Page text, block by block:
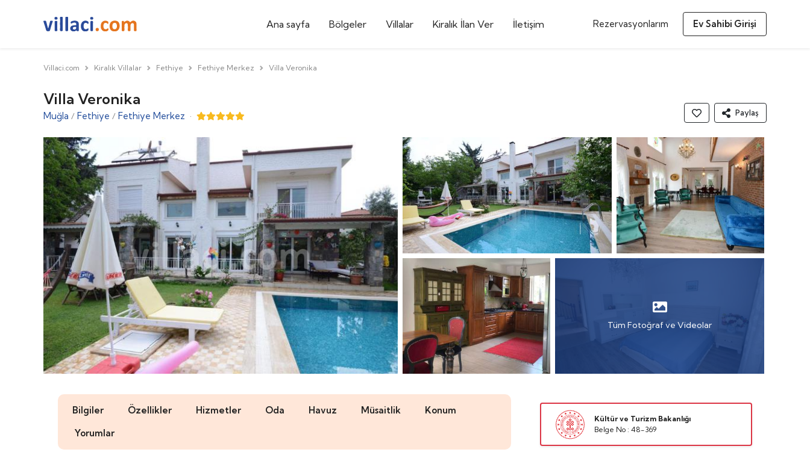
Ana sayfa Bölgeler Villalar Kiralık İlan Ver İletişim Rezervasyonlarım Ev Sahibi Girişi
Villaci.com Kiralık Villalar Fethiye Fethiye Merkez Villa Veronika
Villa Veronika
Muğla / Fethiye / Fethiye Merkez · Paylaş
Tüm Fotoğraf ve Videolar
Bilgiler Özellikler Hizmetler Oda Havuz Müsaitlik
Konum
Yorumlar
Kültür ve Turizm Bakanlığı
Belge No : 48-369